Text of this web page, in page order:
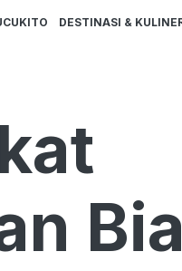
DESTINASI &